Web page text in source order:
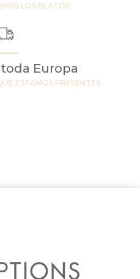
LOS PLATOS
Europa
ESTAMOS PRESENTES